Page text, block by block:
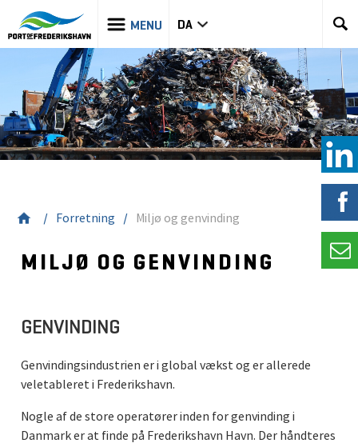
DA
Forretning Miljø og genvinding
MILJØ OG GENVINDING
GENVINDING
Genvindingsindustrien er i global vækst og er allerede
veletableret i Frederikshavn.
Nogle af de store operatører inden for genvinding i
Danmark er at finde på Frederikshavn Havn. Der håndteres